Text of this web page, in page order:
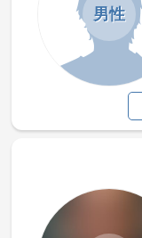
男性